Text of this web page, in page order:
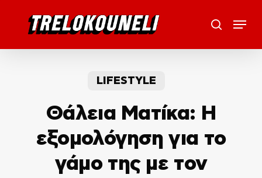
search
Menu
LIFESTYLE
Θάλεια Ματίκα: Η
εξομολόγηση για το
γάμο της με τον